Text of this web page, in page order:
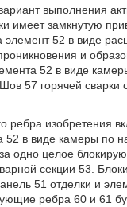
выполнения
имеет замкнутую
52 в виде
и
52 в виде
57 горячей
ребра изобретения
52 в виде камеры по
одно целое
секции 53.
51 отделки и
ребра 60 и 61